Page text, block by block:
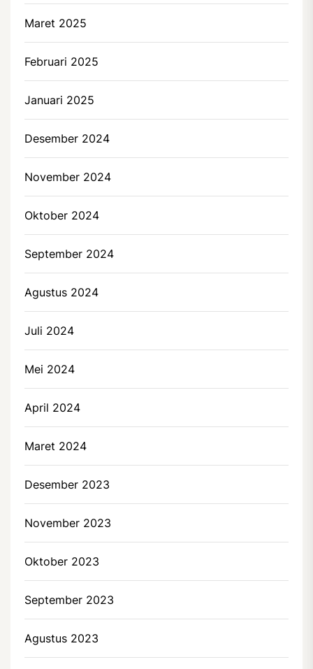
Maret 2025
Februari 2025
Januari 2025
Desember 2024
November 2024
Oktober 2024
September 2024
Agustus 2024
Juli 2024
Mei 2024
April 2024
Maret 2024
Desember 2023
November 2023
Oktober 2023
September 2023
Agustus 2023